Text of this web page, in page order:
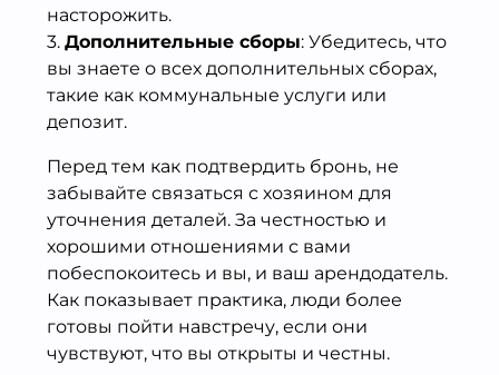
насторожить.
3. Дополнительные сборы: Убедитесь, что
вы знаете о всех дополнительных сборах,
такие как коммунальные услуги или
депозит.
Перед тем как подтвердить бронь, не
забывайте связаться с хозяином для
уточнения деталей. За честностью и
хорошими отношениями с вами
побеспокоитесь и вы, и ваш арендодатель.
Как показывает практика, люди более
готовы пойти навстречу, если они
чувствуют, что вы открыты и честны.